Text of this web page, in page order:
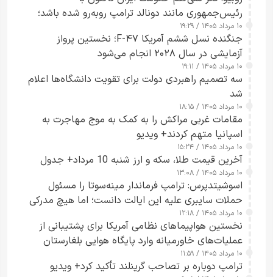
رئیس‌جمهوری مانند دونالد ترامپ روبه‌رو شده باشد؛
کسی که واقعاً دست به اقدام می‌زند
۱۰ مرداد ۱۴۰۵ / ۱۹:۲۹
جنگنده نسل ششم آمریکا F-۴۷؛ نخستین پرواز
آزمایشی در سال ۲۰۲۸ انجام می‌شود
۱۰ مرداد ۱۴۰۵ / ۱۹:۱۱
سه تصمیم راهبردی دولت برای تقویت دانشگاه‌ها اعلام
شد
۱۰ مرداد ۱۴۰۵ / ۱۸:۱۵
مقامات غربی مراکش را به کمک به موج مهاجرت به
اسپانیا متهم کردند+ ویدیو
۱۰ مرداد ۱۴۰۵ / ۱۵:۲۴
آخرین قیمت طلا، سکه و ارز شنبه 10 مرداد+ جدول
۱۰ مرداد ۱۴۰۵ / ۱۳:۰۸
اسوشیتدپرس: ترامپ فرماندار مینه‌سوتا را مسئول
حملات سایبری علیه این ایالت دانست؛ اما هیچ مدرکی
ارائه نکرد
۱۰ مرداد ۱۴۰۵ / ۱۲:۱۸
نخستین هواپیماهای نظامی آمریکا برای پشتیبانی از
عملیات‌های خاورمیانه وارد پایگاه هوایی بلغارستان
شدند
۱۰ مرداد ۱۴۰۵ / ۱۱:۵۹
ترامپ دوباره بر تصاحب گرینلند تأکید کرد+ ویدیو